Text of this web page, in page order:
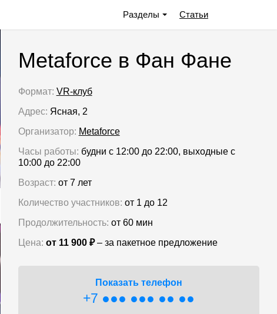
Разделы Статьи
Metaforce в Фан Фане
Формат: VR-клуб
Адрес: Ясная, 2
Организатор: Metaforce
Часы работы: будни с 12:00 до 22:00, выходные с
10:00 до 22:00
Возраст: от 7 лет
Количество участников: от 1 до 12
Продолжительность: от 60 мин
Цена: от 11 900 ₽– за пакетное предложение
Показать телефон
+7 ●●● ●●● ●● ●●